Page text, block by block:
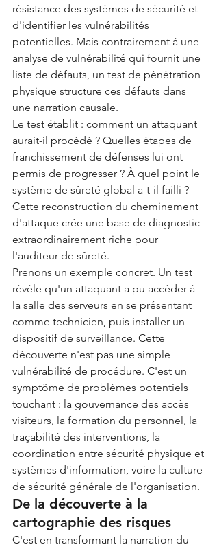
résistance des systèmes de sécurité et
d'identifier les vulnérabilités
potentielles. Mais contrairement à une
analyse de vulnérabilité qui fournit une
liste de défauts, un test de pénétration
physique structure ces défauts dans
une narration causale.
Le test établit : comment un attaquant
aurait-il procédé ? Quelles étapes de
franchissement de défenses lui ont
permis de progresser ? À quel point le
système de sûreté global a-t-il failli ?
Cette reconstruction du cheminement
d'attaque crée une base de diagnostic
extraordinairement riche pour
l'auditeur de sûreté.
Prenons un exemple concret. Un test
révèle qu'un attaquant a pu accéder à
la salle des serveurs en se présentant
comme technicien, puis installer un
dispositif de surveillance. Cette
découverte n'est pas une simple
vulnérabilité de procédure. C'est un
symptôme de problèmes potentiels
touchant : la gouvernance des accès
visiteurs, la formation du personnel, la
traçabilité des interventions, la
coordination entre sécurité physique et
systèmes d'information, voire la culture
de sécurité générale de l'organisation.
De la découverte à la
cartographie des risques
C'est en transformant la narration du